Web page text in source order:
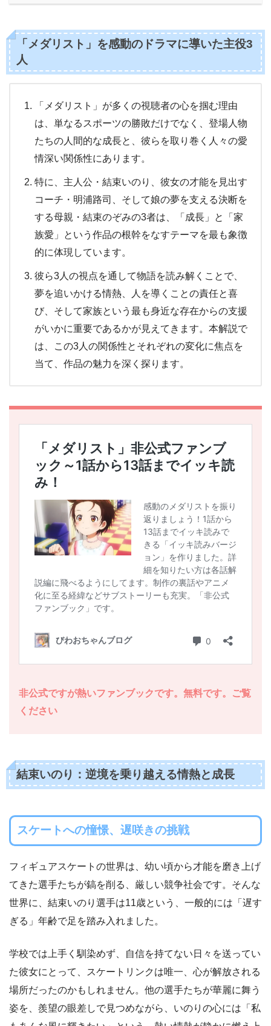
「メダリスト」を感動のドラマに導いた主役3
人
「メダリスト」が多くの視聴者の心を掴む理由
は、単なるスポーツの勝敗だけでなく、登場人物
たちの人間的な成長と、彼らを取り巻く人々の愛
情深い関係性にあります。
特に、主人公・結束いのり、彼女の才能を見出す
コーチ・明浦路司、そして娘の夢を支える決断を
する母親・結束のぞみの3者は、「成長」と「家
族愛」という作品の根幹をなすテーマを最も象徴
的に体現しています。
彼ら3人の視点を通して物語を読み解くことで、
夢を追いかける情熱、人を導くことの責任と喜
び、そして家族という最も身近な存在からの支援
がいかに重要であるかが見えてきます。本解説で
は、この3人の関係性とそれぞれの変化に焦点を
当て、作品の魅力を深く探ります。
非公式ですが熱いファンブックです。無料です。ご覧
ください
結束いのり：逆境を乗り越える情熱と成長
スケートへの憧憬、遅咲きの挑戦
フィギュアスケートの世界は、幼い頃から才能を磨き上げ
てきた選手たちが鎬を削る、厳しい競争社会です。そんな
世界に、結束いのり選手は11歳という、一般的には「遅す
ぎる」年齢で足を踏み入れました。
学校では上手く馴染めず、自信を持てない日々を送ってい
た彼女にとって、スケートリンクは唯一、心が解放される
場所だったのかもしれません。他の選手たちが華麗に舞う
姿を、羨望の眼差しで見つめながら、いのりの心には「私